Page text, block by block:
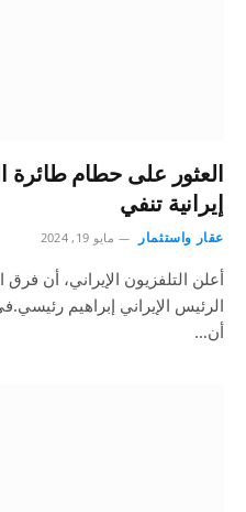
العثور على حطام طائرة
إيرانية تنفي
عقار واستثمار مايو 19, 2024
أعلن التلفزيون الإيراني، أن
الرئيس الإيراني إبراهيم
أن…